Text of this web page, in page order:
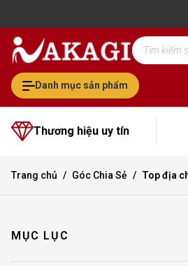
Thương hiệu uy tín
Danh mục sản phẩm
Tìm
kiếm
sản
phẩm
Trang chủ Góc Chia Sẻ Top địa
MỤC LỤC